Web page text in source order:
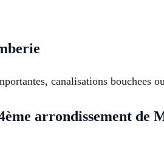
canalisations bouchees
arrondissement de